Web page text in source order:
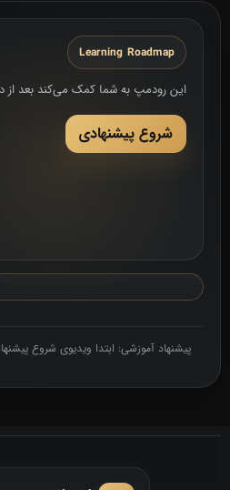
Learning Roadmap
این رودمپ به شما کمک می‌کند بعد از
شروع پیشنهادی
پیشنهاد آموزشی: ابتدا ویدیوی شروع